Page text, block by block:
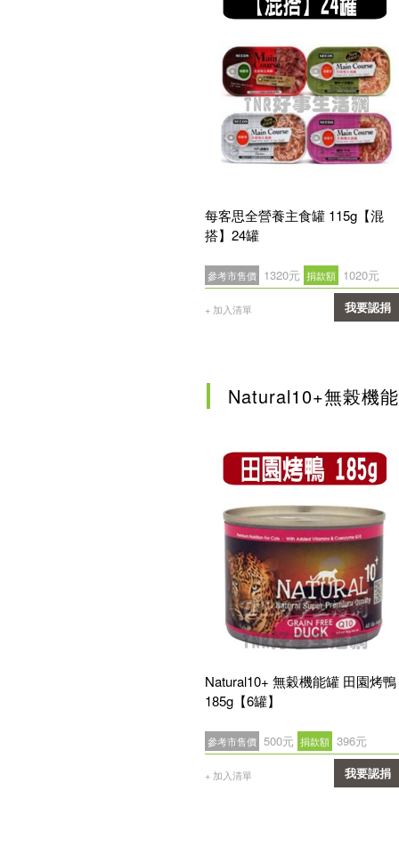
每客思全營養主食罐 115g【混
搭】24罐
參考市售價 1320元 捐款額 1020元
+ 加入清單 我要認捐
Natural10+無榖機
Natural10+ 無穀機能罐 田園烤鴨
185g【6罐】
參考市售價 500元 捐款額 396元
+ 加入清單 我要認捐